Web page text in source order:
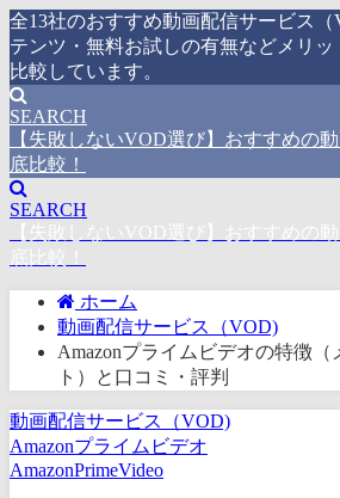
全13社のおすすめ動画配信サービス
テンツ・無料お試しの有無などメリ
比較しています。
SEARCH
【失敗しないVOD選び】おすすめの
底比較！
SEARCH
【失敗しないVOD選び】おすすめの
底比較！
ホーム
動画配信サービス（VOD)
Amazonプライムビデオの特徴（
ト）と口コミ・評判
動画配信サービス（VOD)
Amazonプライムビデオ
AmazonPrimeVideo